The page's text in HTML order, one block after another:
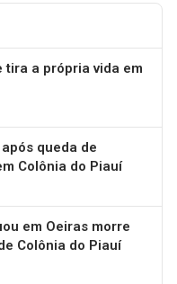
tira a própria vida em
queda de
Colônia do Piauí
em Oeiras morre
Colônia do Piauí